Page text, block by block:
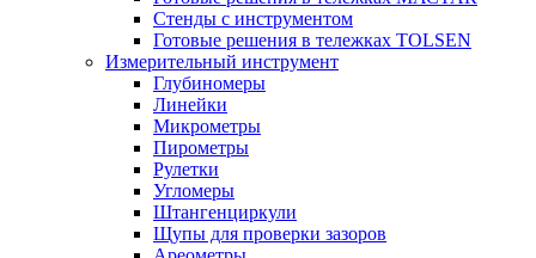
Стенды с инструментом
Готовые решения в тележках TOLSEN
Измерительный инструмент
Глубиномеры
Линейки
Микрометры
Пирометры
Рулетки
Угломеры
Штангенциркули
Щупы для проверки зазоров